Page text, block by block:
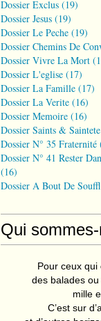
Dossier Exclus (19)
Dossier Jesus (19)
Dossier Le Peche (19)
Dossier Chemins De
Dossier Vivre La Mort
Dossier L'eglise (17)
Dossier La Famille (17)
Dossier La Verite (16)
Dossier Memoire (16)
Dossier Saints & Saintete
Dossier N° 35 Fraternité
Dossier N° 41 Rester
(16)
Dossier A Bout De
Qui
Pour ceux qui
des balades ou
mille
C’est sur